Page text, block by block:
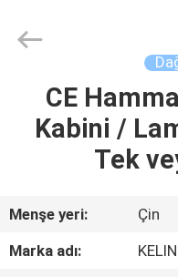
EVDE
BIZIM
HAKKIMIZDA
Technology
Company.
CE
Kabini /
Tek
Menşe yeri:
Çin
Marka adı: